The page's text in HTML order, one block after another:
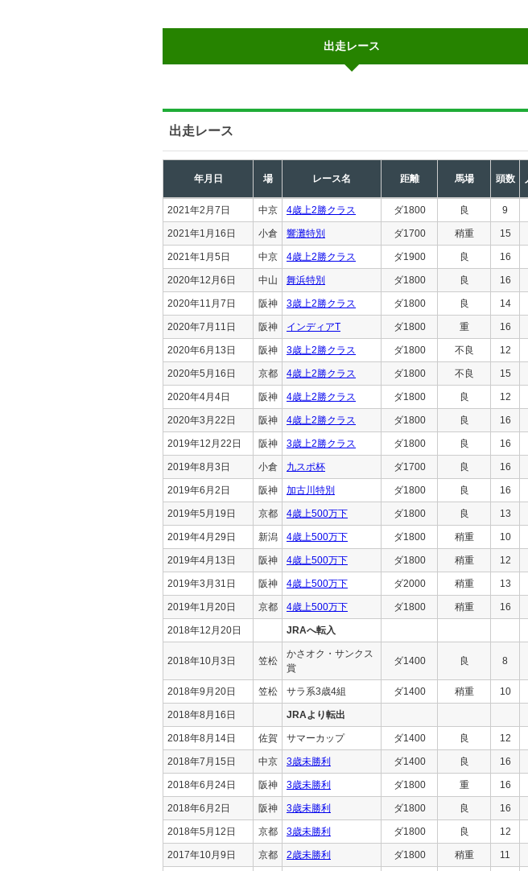
出走レース
出走レース
年月日 場 レース名 距離 馬場 頭数
2021年2月7日 中京 4歳上2勝クラス ダ1800 良 9
2021年1月16日 小倉 響灘特別 ダ1700 稍重 15
2021年1月5日 中京 4歳上2勝クラス ダ1900 良 16
2020年12月6日 中山 舞浜特別 ダ1800 良 16
2020年11月7日 阪神 3歳上2勝クラス ダ1800 良 14
2020年7月11日 阪神 インディアT ダ1800 重 16
2020年6月13日 阪神 3歳上2勝クラス ダ1800 不良 12
2020年5月16日 京都 4歳上2勝クラス ダ1800 不良 15
2020年4月4日 阪神 4歳上2勝クラス ダ1800 良 12
2020年3月22日 阪神 4歳上2勝クラス ダ1800 良 16
2019年12月22日 阪神 3歳上2勝クラス ダ1800 良 16
2019年8月3日 小倉 九スポ杯 ダ1700 良 16
2019年6月2日 阪神 加古川特別 ダ1800 良 16
2019年5月19日 京都 4歳上500万下 ダ1800 良 13
2019年4月29日 新潟 4歳上500万下 ダ1800 稍重 10
2019年4月13日 阪神 4歳上500万下 ダ1800 稍重 12
2019年3月31日 阪神 4歳上500万下 ダ2000 稍重 13
2019年1月20日 京都 4歳上500万下 ダ1800 稍重 16
2018年12月20日 JRAへ転入
2018年10月3日 笠松
かさオク・サンクス
賞
ダ1400 良 8
2018年9月20日 笠松 サラ系3歳4組 ダ1400 稍重 10
2018年8月16日 JRAより転出
2018年8月14日 佐賀 サマーカップ ダ1400 良 12
2018年7月15日 中京 3歳未勝利 ダ1400 良 16
2018年6月24日 阪神 3歳未勝利 ダ1800 重 16
2018年6月2日 阪神 3歳未勝利 ダ1800 良 16
2018年5月12日 京都 3歳未勝利 ダ1800 良 12
2017年10月9日 京都 2歳未勝利 ダ1800 稍重 11